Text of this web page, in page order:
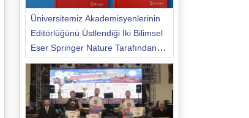
Üniversitemiz Akademisyenlerinin
Editörlüğünü Üstlendiği İki Bilimsel
Eser Springer Nature Tarafından
Yayımlandı